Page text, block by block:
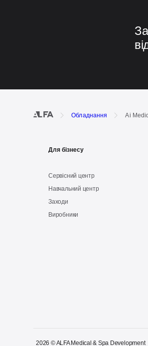
Обладнання Ai
Для бізнесу
Сервісний центр
Навчальний центр
Заходи
Виробники
2026 © ALFA Medical & Spa Development